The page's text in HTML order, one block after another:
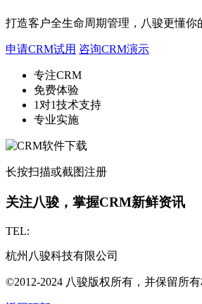
打造客户全生命周期管理，八骏更懂你
申请CRM试用 咨询CRM演示
专注CRM
免费体验
1对1技术支持
专业实施
长按扫描或截图注册
关注八骏，掌握CRM新鲜资讯
TEL:
杭州八骏科技有限公司
©2012-2024 八骏版权所有，并保留所有